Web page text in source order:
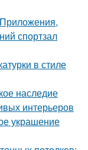
спортзал
в стиле
наследие
интерьеров
украшение